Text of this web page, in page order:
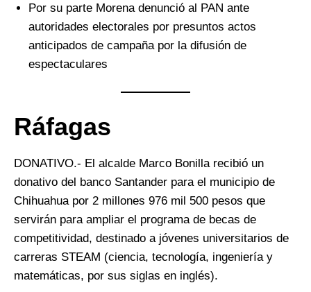
Por su parte Morena denunció al PAN ante
autoridades electorales por presuntos actos
anticipados de campaña por la difusión de
espectaculares
Ráfagas
DONATIVO.- El alcalde Marco Bonilla recibió un
donativo del banco Santander para el municipio de
Chihuahua por 2 millones 976 mil 500 pesos que
servirán para ampliar el programa de becas de
competitividad, destinado a jóvenes universitarios de
carreras STEAM (ciencia, tecnología, ingeniería y
matemáticas, por sus siglas en inglés).